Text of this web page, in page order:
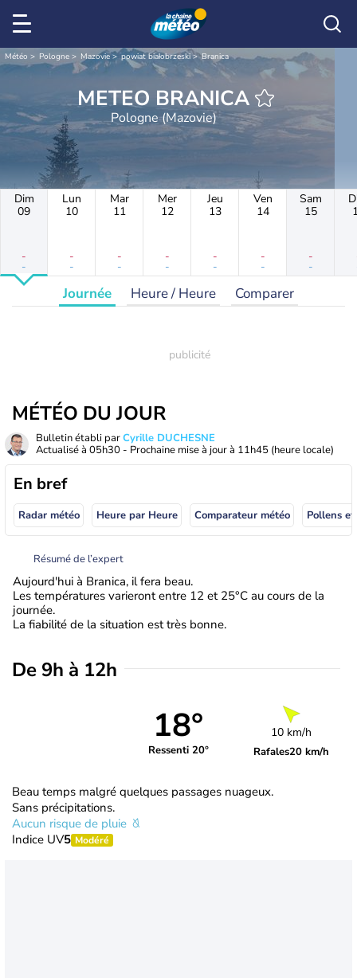
Météo Pologne Mazovie powiat białobrzeski Branica
METEO BRANICA
Pologne (Mazovie)
Dim
09
-
-
Lun
10
-
-
Mar
11
-
-
Mer
12
-
-
Jeu
13
-
-
Ven
14
-
-
Sam
15
-
-
Journée Heure / Heure Comparer
MÉTÉO DU JOUR
Bulletin établi parCyrille DUCHESNE
Actualisé à 05h30 - Prochaine mise à jour à 11h45 (heure locale)
En bref
Radar météo Heure par Heure Comparateur météo Pollens
Résumé de l’expert
Aujourd'hui à Branica, il fera beau.
Les températures varieront entre 12 et 25°C au cours de la
journée.
La fiabilité de la situation est très bonne.
De 9h à 12h
18°
Ressenti 20°
10 km/h
Rafales20 km/h
Beau temps malgré quelques passages nuageux.
Sans précipitations.
Aucun risque de pluie
Indice UV5 Modéré